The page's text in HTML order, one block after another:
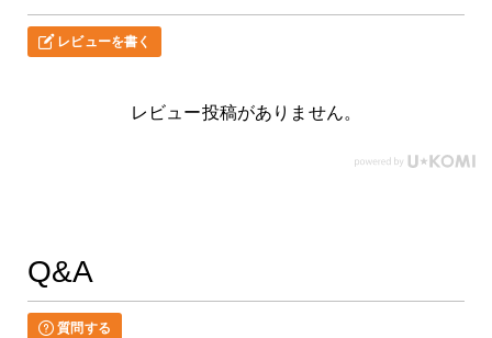
レビューを書く
レビュー投稿がありません。
Q&A
質問する